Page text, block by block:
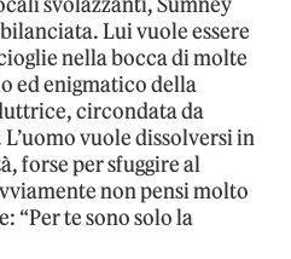
Lui vuole essere
nella bocca di molte
ed enigmatico della
circondata da
vuole dissolversi in
forse per sfuggire al
non pensi molto
“Per te sono solo la